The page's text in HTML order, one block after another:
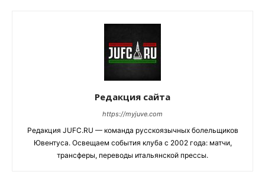
Редакция сайта
https://myjuve.com
Редакция JUFC.RU — команда русскоязычных болельщиков
Ювентуса. Освещаем события клуба с 2002 года: матчи,
трансферы, переводы итальянской прессы.